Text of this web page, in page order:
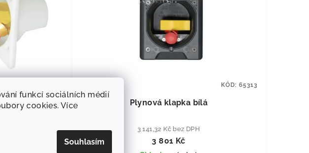
funkcí sociálních médií
cookies. Více
Souhlasím
Plynová klapka bílá
3 141,32 Kč bez DPH
3 801 Kč
KÓD: 65313